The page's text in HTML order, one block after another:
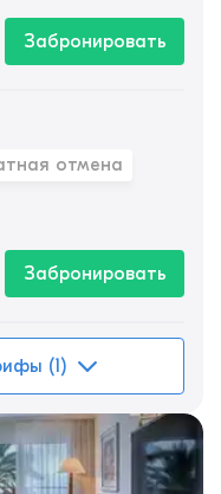
Забронировать
отмена
Забронировать
(1)